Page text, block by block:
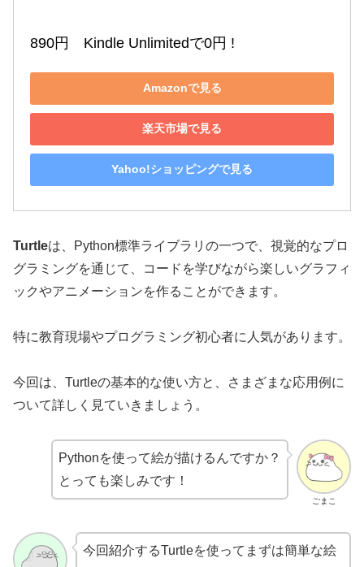
890円　Kindle Unlimitedで0円 !
Amazonで見る
楽天市場で見る
Yahoo!ショッピングで見る
Turtleは、Python標準ライブラリの一つで、視覚的なプロ
グラミングを通じて、コードを学びながら楽しいグラフィ
ックやアニメーションを作ることができます。
特に教育現場やプログラミング初心者に人気があります。
今回は、Turtleの基本的な使い方と、さまざまな応用例に
ついて詳しく見ていきましょう。
ごまこ
Pythonを使って絵が描けるんですか？
とっても楽しみです！
今回紹介するTurtleを使ってまずは簡単な絵